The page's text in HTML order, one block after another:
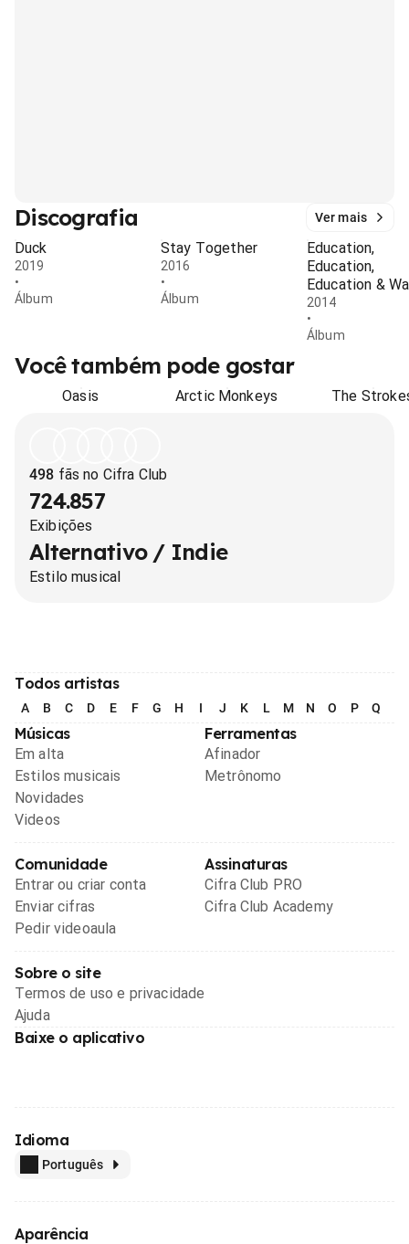
Discografia Ver mais
Duck
2019
•
Álbum
Stay Together
2016
•
Álbum
Education,
Education,
Education &
2014
•
Álbum
Você também pode gostar
Oasis Arctic Monkeys The
498 fãs no Cifra Club
724.857
Exibições
Alternativo / Indie
Estilo musical
Todos artistas
A B C D E F G H I J K L M N O P Q
Músicas
Em alta
Estilos musicais
Novidades
Videos
Ferramentas
Afinador
Metrônomo
Comunidade
Entrar ou criar conta
Enviar cifras
Pedir videoaula
Assinaturas
Cifra Club PRO
Cifra Club Academy
Sobre o site
Termos de uso e privacidade
Ajuda
Baixe o aplicativo
Idioma
Português
Aparência